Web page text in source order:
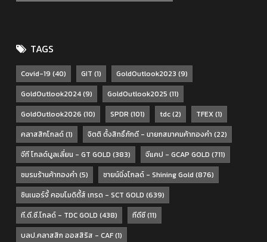
TAGS
Covid-19 (40) GIT (1) GoldOutlook2023 (9)
GoldOutlook2024(9) GoldOutlook2025 (11)
GoldOutlook2026 (10) SPDR (101) tdc(2) TFEX(1)
คลาสสิกโกลด์(1) จิตติ ตั้งสิทธิ์ภักดี - นายกสมาคมค้าทองคำ (22)
จีที โกลด์บูลเลี่ยน - GT GOLD (383) จีแคป - GCAP GOLD (711)
ชมรมร้านค้าทองคำ (5) ชายน์นิ่งโกลด์ - Shining Gold (876)
ซินเนอร์จี้ คอมโมดิตี้ส์ เทรด - SCT GOLD (639)
ที.ดี.ซี.โกลด์ - TDC GOLD (438) ทีดีซี(11)
บลป.คลาสสิก ออสสิริส - CAF(1)